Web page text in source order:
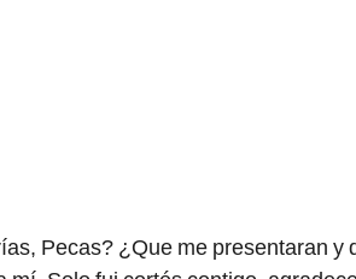
Pecas? ¿Que me presentaran y